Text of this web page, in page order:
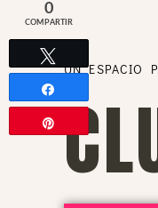
UN ESPACIO
0
COMPARTIR